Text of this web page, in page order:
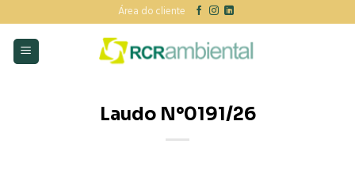
to
content
Área do cliente
Laudo N°0191/26